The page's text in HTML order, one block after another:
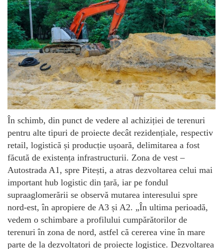
În schimb, din punct de vedere al achiziției de terenuri
pentru alte tipuri de proiecte decât rezidențiale, respectiv
retail, logistică și producție ușoară, delimitarea a fost
făcută de existența infrastructurii. Zona de vest –
Autostrada A1, spre Pitești, a atras dezvoltarea celui mai
important hub logistic din țară, iar pe fondul
supraaglomerării se observă mutarea interesului spre
nord-est, în apropiere de A3 și A2. „În ultima perioadă,
vedem o schimbare a profilului cumpărătorilor de
terenuri în zona de nord, astfel că cererea vine în mare
parte de la dezvoltatori de proiecte logistice. Dezvoltarea